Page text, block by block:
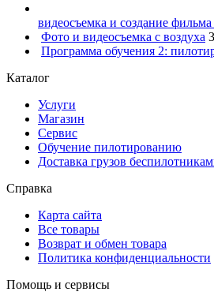
видеосъемка и создание
Фото и видеосъемка с воздуха
Программа обучения 2:
Каталог
Услуги
Магазин
Сервис
Обучение пилотированию
Доставка грузов
Справка
Карта сайта
Все товары
Возврат и обмен товара
Политика конфиденциальности
Помощь и сервисы